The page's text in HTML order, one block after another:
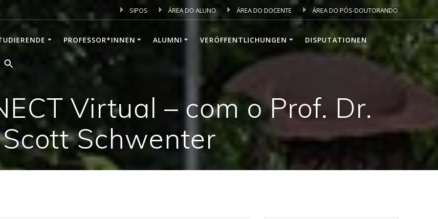
SIPOS ÁREA DO ALUNO ÁREA DO DOCENTE ÁREA DO PÓS-DOUTORANDO
PROFESSOR*INNEN ALUMNI VERÖFFENTLICHUNGEN DISPUTATIONEN
Virtual – com o Prof. Dr.
Scott Schwenter